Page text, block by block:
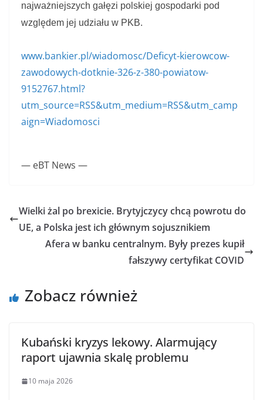
najważniejszych gałęzi polskiej gospodarki pod
względem jej udziału w PKB.
www.bankier.pl/wiadomosc/Deficyt-kierowcow-
zawodowych-dotknie-326-z-380-powiatow-
9152767.html?
utm_source=RSS&utm_medium=RSS&utm_camp
aign=Wiadomosci
— eBT News —
Wielki żal po brexicie. Brytyjczycy chcą powrotu do
UE, a Polska jest ich głównym sojusznikiem
Afera w banku centralnym. Były prezes kupił
fałszywy certyfikat COVID
Zobacz również
Kubański kryzys lekowy. Alarmujący
raport ujawnia skalę problemu
10 maja 2026